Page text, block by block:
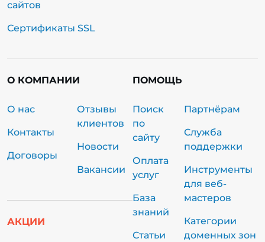
сайтов
Сертификаты SSL
О КОМПАНИИ
О нас
Контакты
Договоры
Отзывы
клиентов
Новости
Вакансии
АКЦИИ
ПОМОЩЬ
Поиск
по
сайту
Оплата
услуг
База
знаний
Статьи
Партнёрам
Служба
поддержки
Инструменты
для веб-
мастеров
Категории
доменных зон